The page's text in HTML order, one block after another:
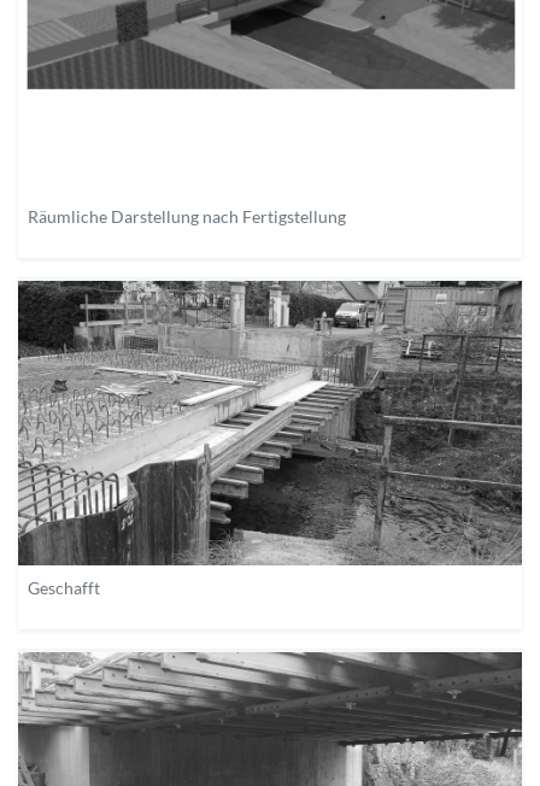
Räumliche Darstellung nach Fertigstellung
Geschafft